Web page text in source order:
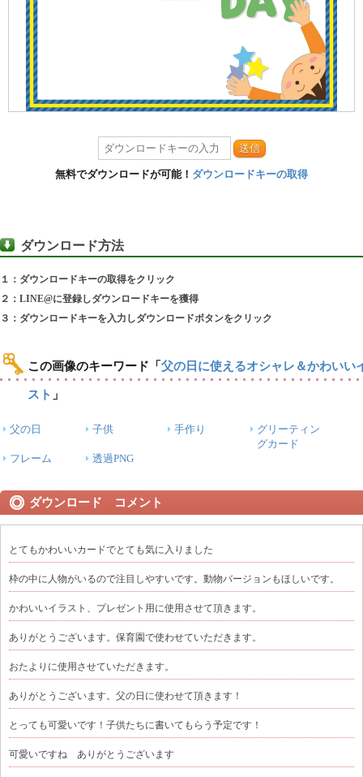
送信
無料でダウンロードが可能！ ダウンロードキーの取得
ダウンロード方法
１：ダウンロードキーの取得をクリック
２：LINE@に登録しダウンロードキーを獲得
３：ダウンロードキーを入力しダウンロードボタンをクリック
この画像のキーワード 「 父の日に使えるオシャレ＆かわいい
スト 」
父の日 子供 手作り
グリーティン
グカード
フレーム
透過PNG
ダウンロード コメント
とてもかわいいカードでとても気に入りました
枠の中に人物がいるので注目しやすいです。動物バージョンもほしいです。
かわいいイラスト、プレゼント用に使用させて頂きます。
ありがとうございます。保育園で使わせていただきます。
おたよりに使用させていただきます。
ありがとうございます。父の日に使わせて頂きます！
とっても可愛いです！子供たちに書いてもらう予定です！
可愛いですね ありがとうございます